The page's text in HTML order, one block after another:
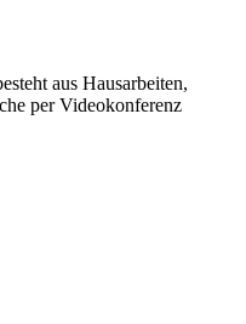
aus Hausarbeiten,
per Videokonferenz